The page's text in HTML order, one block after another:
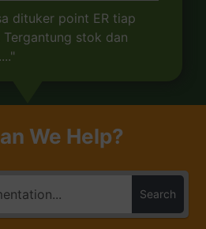
dituker point ER tiap
stok dan
We Help?
Search